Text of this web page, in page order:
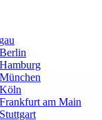
am Main